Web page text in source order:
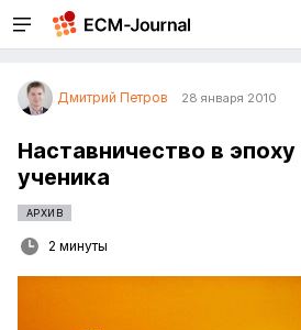
Дмитрий Петров 28 января 2010
Наставничество в эпоху
ученика
АРХИВ
2 минуты